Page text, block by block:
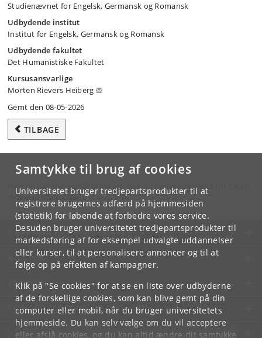
Samtykke til brug af cookies
Universitetet bruger tredjepartsprodukter til at
registrere brugernes adfærd på hjemmesiden
(statistik) for løbende at forbedre vores service.
Desuden bruger universitetet tredjepartsprodukter til
markedsføring af for eksempel udvalgte uddannelser
eller kurser, til at personalisere annoncer og til at
følge op på effekten af kampagner.
Klik på "Se cookies" for at se en liste over udbyderne
af de forskellige cookies, som kan blive gemt på din
computer eller mobil, når du bruger universitetets
hjemmeside. Du kan selv vælge om du vil acceptere
eller afslå cookies, og du kan altid ændre dit samtykke
Studienævnet for Engelsk, Germansk og Romansk
Udbydende institut
Institut for Engelsk, Germansk og Romansk
Udbydende fakultet
Det Humanistiske Fakultet
Kursusansvarlige
Morten Rievers Heiberg
Gemt den 08-05-2026
TILBAGE
Hvis du har spørgsmål til kurset, skal du henvende dig til din lokale
studieadministration.
KØBENHAVNS UNIVERSITET
KONTAKT
SERVICES
FOR STUDERENDE OG ANSATTE
JOB OG KARRIERE